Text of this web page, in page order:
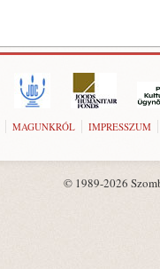
MAGUNKRÓL IMPRESSZUM
© 1989-2026